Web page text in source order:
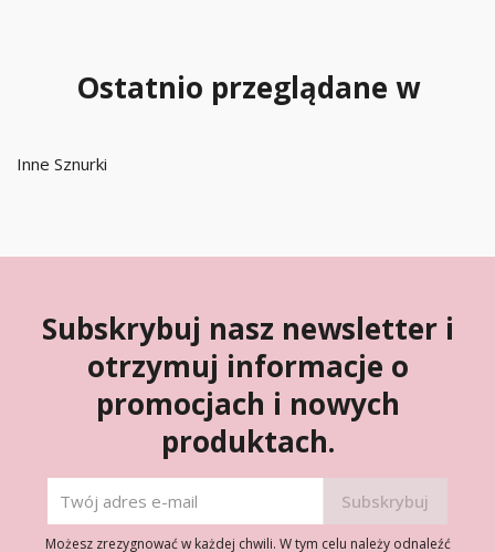
Ostatnio przeglądane w
Inne Sznurki
Subskrybuj nasz newsletter i
otrzymuj informacje o
promocjach i nowych
produktach.
Możesz zrezygnować w każdej chwili. W tym celu należy odnaleźć